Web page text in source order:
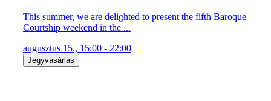
This summer, we are delighted to present the fifth Baroque
Courtship weekend in the ...
augusztus 15., 15:00 - 22:00
Jegyvásárlás